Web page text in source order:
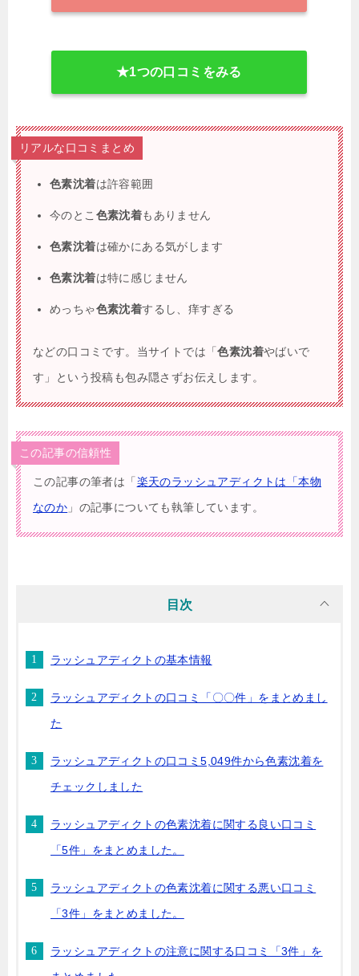
★1つの口コミをみる
リアルな口コミまとめ
色素沈着は許容範囲
今のとこ 色素沈着もありません
色素沈着は確かにある気がします
色素沈着は特に感じません
めっちゃ色素沈着するし、痒すぎる
などの口コミです。当サイトでは「色素沈着やばいで
す 」という投稿も包み隠さずお伝えします。
この記事の信頼性
この記事の筆者は「 楽天のラッシュアディクトは「本物
なのか 」の記事についても執筆しています。
目次
ラッシュアディクトの基本情報
ラッシュアディクトの口コミ「〇〇件」をまとめまし
た
ラッシュアディクトの口コミ5,049件から色素沈着を
チェックしました
ラッシュアディクトの色素沈着に関する良い口コミ
「5件」をまとめました。
ラッシュアディクトの色素沈着に関する悪い口コミ
「3件」をまとめました。
ラッシュアディクトの注意に関する口コミ「3件」を